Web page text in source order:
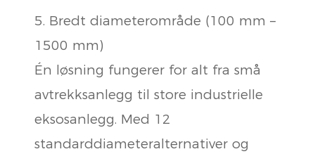
5. Bredt diameterområde (100 mm –
1500 mm)
Én løsning fungerer for alt fra små
avtrekksanlegg til store industrielle
eksosanlegg. Med 12
standarddiameteralternativer og